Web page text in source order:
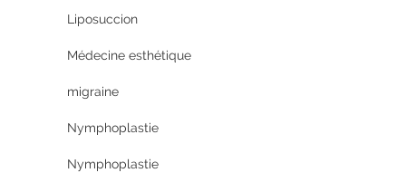
Liposuccion
Médecine esthétique
migraine
Nymphoplastie
Nymphoplastie